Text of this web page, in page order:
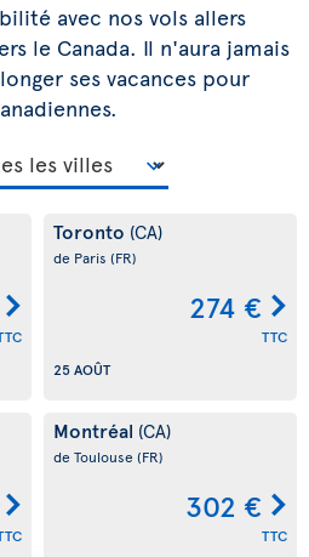
avec nos vols allers
le Canada. Il n'aura jamais
ses vacances pour
Toronto (CA)
de Paris (FR)
274 €
TTC
25 AOÛT
Montréal (CA)
de Toulouse (FR)
302 €
TTC